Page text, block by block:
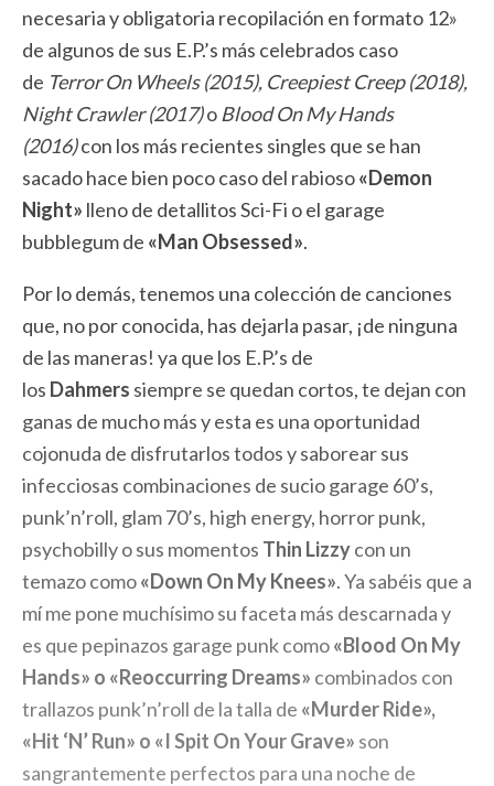
necesaria y obligatoria recopilación en formato 12»
de algunos de sus E.P.’s más celebrados caso
de Terror On Wheels (2015), Creepiest Creep (2018),
Night Crawler (2017)o Blood On My Hands
(2016)con los más recientes singles que se han
sacado hace bien poco caso del rabioso«Demon
Night» lleno de detallitos Sci-Fi o el garage
bubblegum de «Man Obsessed».
Por lo demás, tenemos una colección de canciones
que, no por conocida, has dejarla pasar, ¡de ninguna
de las maneras! ya que los E.P.’s de
los Dahmers siempre se quedan cortos, te dejan con
ganas de mucho más y esta es una oportunidad
cojonuda de disfrutarlos todos y saborear sus
infecciosas combinaciones de sucio garage 60’s,
punk’n’roll, glam 70’s, high energy, horror punk,
psychobilly o sus momentos Thin Lizzycon un
temazo como«Down On My Knees». Ya sabéis que a
mí me pone muchísimo su faceta más descarnada y
es que pepinazos garage punk como«Blood On My
Hands» o «Reoccurring Dreams» combinados con
trallazos punk’n’roll de la talla de «Murder Ride»,
«Hit ‘N’ Run» o «I Spit On Your Grave» son
sangrantemente perfectos para una noche de